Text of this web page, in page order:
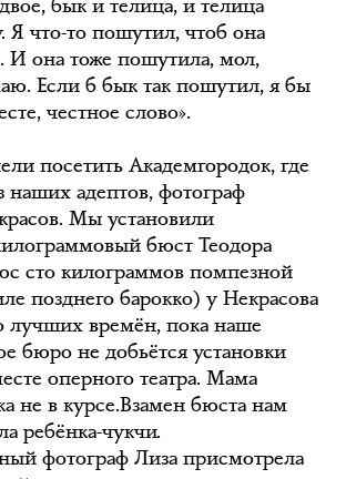
бык и телица, и телица
Я что-то пошутил, чтоб она
И она тоже пошутила, мол,
Если б бык так пошутил, я бы
честное слово».
посетить Академгородок, где
наших адептов, фотограф
Мы установили
бюст Теодора
сто килограммов помпезной
позднего барокко) у Некрасова
лучших времён, пока наше
бюро не добьётся установки
оперного театра. Мама
не в курсе.Взамен бюста нам
ребёнка-чукчи.
фотограф Лиза присмотрела